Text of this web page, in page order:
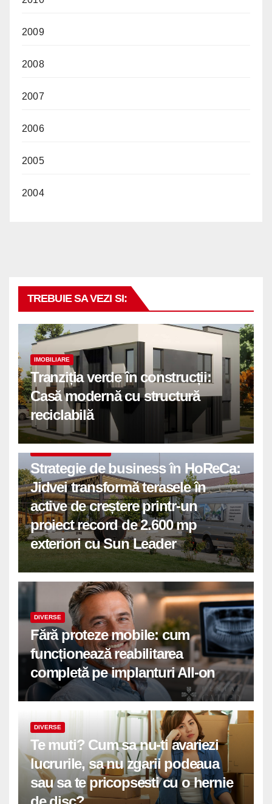
2009
2008
2007
2006
2005
2004
TREBUIE SA VEZI SI:
IMOBILIARE
Tranziția verde în construcții:
Casă modernă cu structură
reciclabilă
Strategie de business în HoReCa:
Jidvei transformă terasele în
active de creștere printr-un
proiect record de 2.600 mp
exteriori cu Sun Leader
DIVERSE
Fără proteze mobile: cum
funcționează reabilitarea
completă pe implanturi All-on
DIVERSE
Te muti? Cum sa nu-ti avariezi
lucrurile, sa nu zgarii podeaua
sau sa te pricopsesti cu o hernie